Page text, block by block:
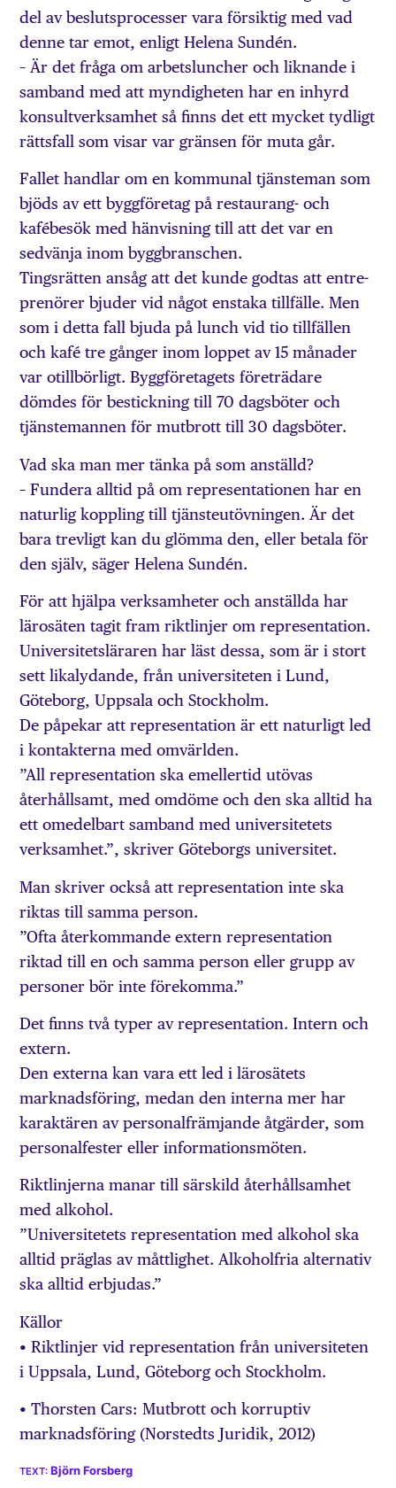
del av beslutsprocesser vara försiktig med vad
denne tar emot, enligt Helena Sundén.
– Är det fråga om arbetsluncher och liknande i
samband med att myndigheten har en inhyrd
konsultverksamhet så finns det ett mycket tydligt
rättsfall som visar var gränsen för muta går.
Fallet handlar om en kommunal tjänsteman som
bjöds av ett byggföretag på restau­rang- och
kafébesök med hänvisning till att det var en
sedvänja inom byggbranschen.
Tingsrätten ansåg att det kunde godtas att entre­
prenörer bjuder vid något enstaka tillfälle. Men
som i detta fall bjuda på lunch vid tio tillfällen
och kafé tre gånger inom loppet av 15 månader
var otillbörligt. Byggföretagets företrädare
dömdes för bestickning till 70 dagsböter och
tjänstemannen för mutbrott till 30 dagsböter.
Vad ska man mer tänka på som anställd?
– Fundera alltid på om representationen har en
naturlig koppling till tjänsteutövningen. Är det
bara trevligt kan du glömma den, eller betala för
den själv, säger Helena Sundén.
För att hjälpa verksamheter och anställda har
lärosäten tagit fram riktlinjer om representation.
Universitetsläraren har läst dessa, som är i stort
sett likalydande, från universiteten i Lund,
Göteborg, Uppsala och Stockholm.
De påpekar att representation är ett naturligt led
i kontakterna med omvärlden.
”All representation ska emellertid utövas
återhållsamt, med omdöme och den ska alltid ha
ett omedelbart samband med universitetets
verksamhet.”, skriver Göteborgs universitet.
Man skriver också att representation inte ska
riktas till samma person.
”Ofta återkommande extern representation
riktad till en och samma person eller grupp av
personer bör inte förekomma.”
Det finns två typer av representation. Intern och
extern.
Den externa kan vara ett led i lärosätets
marknadsföring, medan den interna mer har
karaktären av personalfrämjande åtgärder, som
personalfester eller informationsmöten.
Riktlinjerna manar till särskild återhållsamhet
med alkohol.
”Universitetets representation med alkohol ska
alltid präglas av måttlighet. Alkoholfria alternativ
ska alltid erbjudas.”
Källor
• Riktlinjer vid representation från universiteten
i Uppsala, Lund, Göteborg och Stockholm.
• Thorsten Cars: Mutbrott och korruptiv
marknadsföring (Norstedts Juridik, 2012)
Björn Forsberg